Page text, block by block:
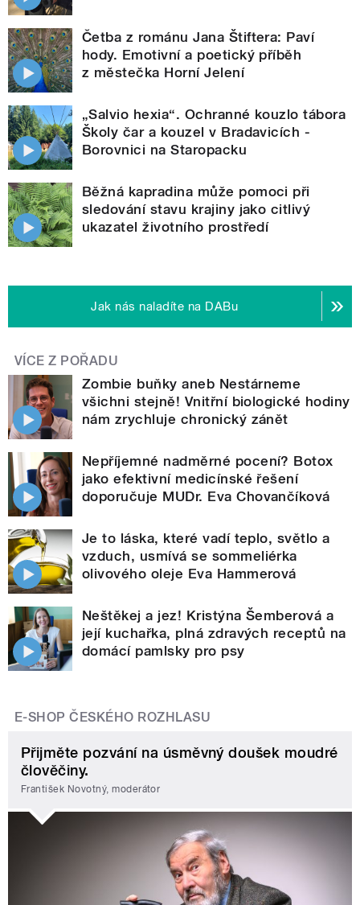
Četba z románu Jana Štiftera: Paví
hody. Emotivní a poetický příběh
z městečka Horní Jelení
„Salvio hexia“. Ochranné kouzlo tábora
Školy čar a kouzel v Bradavicích -
Borovnici na Staropacku
Běžná kapradina může pomoci při
sledování stavu krajiny jako citlivý
ukazatel životního prostředí
Jak nás naladíte na DABu
VÍCE Z POŘADU
Zombie buňky aneb Nestárneme
všichni stejně! Vnitřní biologické hodiny
nám zrychluje chronický zánět
Nepříjemné nadměrné pocení? Botox
jako efektivní medicínské řešení
doporučuje MUDr. Eva Chovančíková
Je to láska, které vadí teplo, světlo a
vzduch, usmívá se sommeliérka
olivového oleje Eva Hammerová
Neštěkej a jez! Kristýna Šemberová a
její kuchařka, plná zdravých receptů na
domácí pamlsky pro psy
E-SHOP ČESKÉHO ROZHLASU
Přijměte pozvání na úsměvný doušek moudré
člověčiny.
František Novotný, moderátor